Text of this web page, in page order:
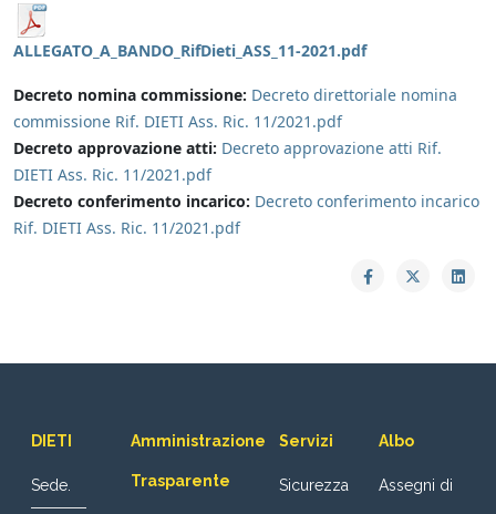
ALLEGATO_A_BANDO_RifDieti_ASS_11-2021.pdf
Decreto nomina commissione: Decreto direttoriale nomina
commissione Rif. DIETI Ass. Ric. 11/2021.pdf
Decreto approvazione atti: Decreto approvazione atti Rif.
DIETI Ass. Ric. 11/2021.pdf
Decreto conferimento incarico: Decreto conferimento incarico
Rif. DIETI Ass. Ric. 11/2021.pdf
DIETI
Sede.
Amministrazione
Trasparente
Servizi
Sicurezza
Albo
Assegni di